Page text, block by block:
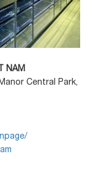
NAM
Central Park,